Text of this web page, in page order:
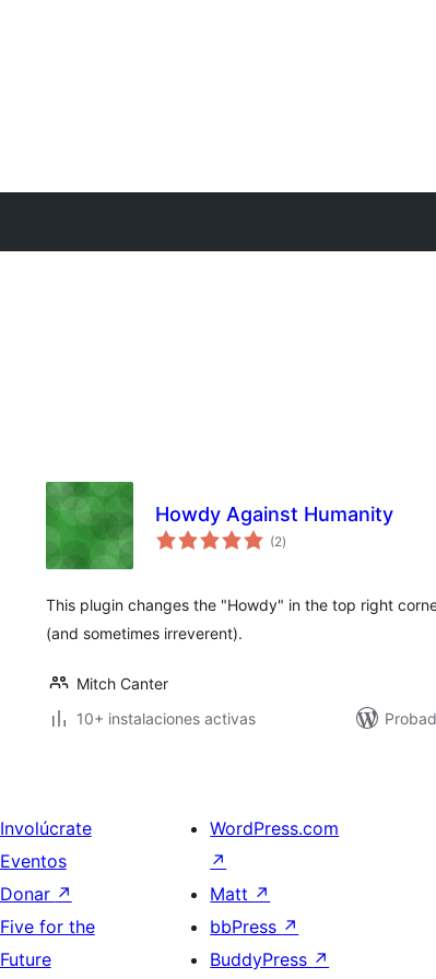
Howdy Against Humanity
(2evaluación
total
)
This plugin changes the "Howdy" in the top right
(and sometimes irreverent).
Mitch Canter
10+ instalaciones activas
Involúcrate
Eventos
Donar ↗
Five for the
Future
WordPress.com
↗
Matt ↗
bbPress ↗
BuddyPress ↗